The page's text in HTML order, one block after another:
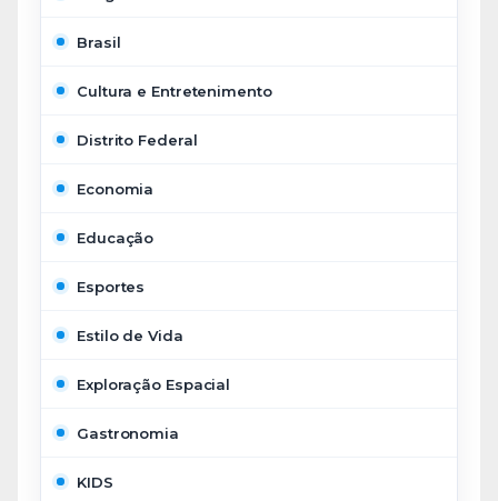
Brasil
Cultura e Entretenimento
Distrito Federal
Economia
Educação
Esportes
Estilo de Vida
Exploração Espacial
Gastronomia
KIDS